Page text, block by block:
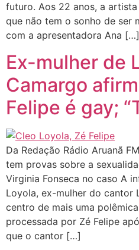
futuro. Aos 22 anos, a
que não tem o sonho de ser
com a apresentadora Ana […]
Ex-mulher de
Camargo
Felipe é gay;
Da Redação Rádio Aruanã
tem provas sobre a
Virginia Fonseca no caso A
Loyola, ex-mulher do cantor
centro de mais uma
processada por Zé Felipe
que o cantor […]